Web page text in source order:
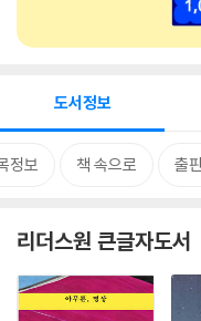
도서정보
정보 책 속으로 출
리더스원 큰글자도서